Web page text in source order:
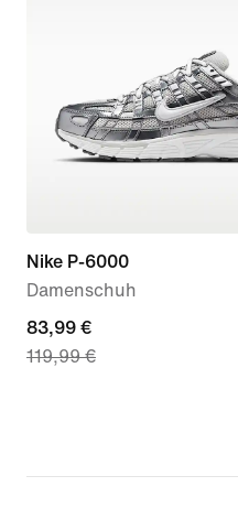
Nike P-6000
Damenschuh
current
price
119,99 €
83,99 €
119,99 €